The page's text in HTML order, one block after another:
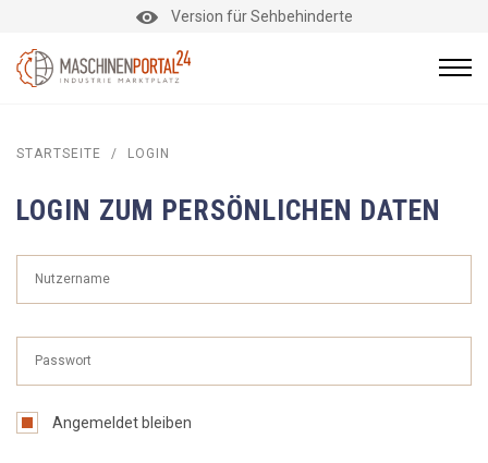
Version für Sehbehinderte
STARTSEITE / LOGIN
LOGIN ZUM PERSÖNLICHEN DATEN
Angemeldet bleiben